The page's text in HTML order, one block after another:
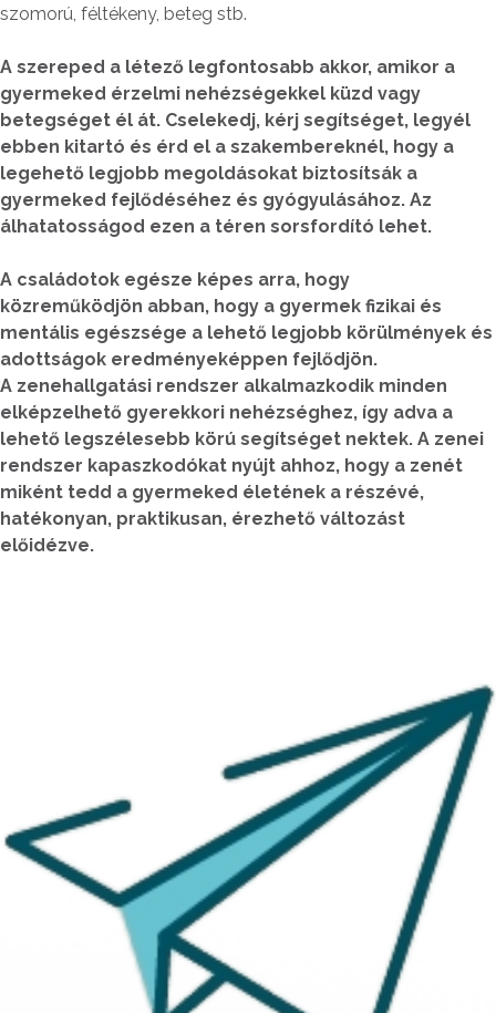
szomorú, féltékeny, beteg stb.
A szereped a létező legfontosabb akkor, amikor a
gyermeked érzelmi nehézségekkel küzd vagy
betegséget él át. Cselekedj, kérj segítséget, legyél
ebben kitartó és érd el a szakembereknél, hogy a
legehető legjobb megoldásokat biztosítsák a
gyermeked fejlődéséhez és gyógyulásához. Az
álhatatosságod ezen a téren sorsfordító lehet.
A családotok egésze képes arra, hogy
közreműködjön abban, hogy a gyermek fizikai és
mentális egészsége a lehető legjobb körülmények és
adottságok eredményeképpen fejlődjön.
A zenehallgatási rendszer alkalmazkodik minden
elképzelhető gyerekkori nehézséghez, így adva a
lehető legszélesebb körú segítséget nektek. A zenei
rendszer kapaszkodókat nyújt ahhoz, hogy a zenét
miként tedd a gyermeked életének a részévé,
hatékonyan, praktikusan, érezhető változást
előidézve.